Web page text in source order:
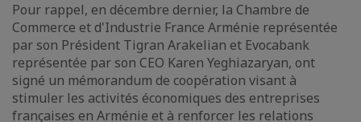
Pour rappel, en décembre dernier, la Chambre de
Commerce et d'Industrie France Arménie représentée
par son Président Tigran Arakelian et Evocabank
représentée par son CEO Karen Yeghiazaryan, ont
signé un mémorandum de coopération visant à
stimuler les activités économiques des entreprises
françaises en Arménie et à renforcer les relations